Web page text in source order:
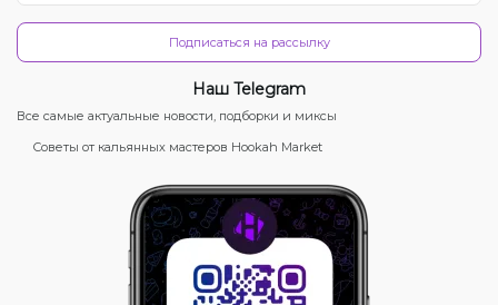
Подписаться на рассылку
Наш Telegram
Все самые актуальные новости, подборки и миксы
Советы от кальянных мастеров Hookah Market